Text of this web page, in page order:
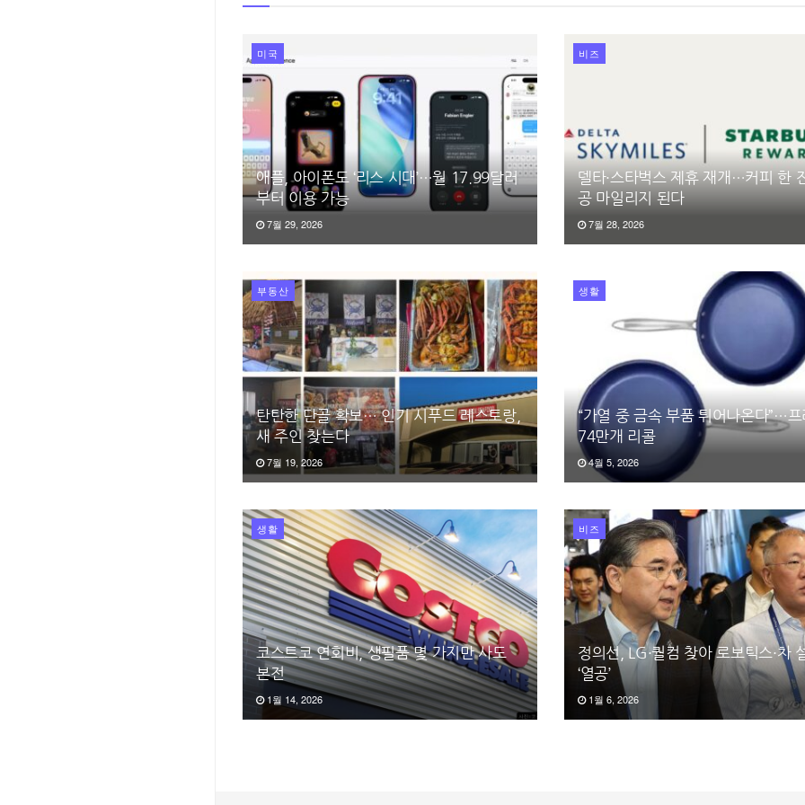
미국
애플, 아이폰도 ‘리스 시대’…월 17.99달러
부터 이용 가능
7월 29, 2026
비즈
델타·스타벅스 제휴 재개…커피 한
공 마일리지 된다
7월 28, 2026
부동산
탄탄한 단골 확보… 인기 시푸드 레스토랑,
새 주인 찾는다
7월 19, 2026
생활
“가열 중 금속 부품 튀어나온다”…프
74만개 리콜
4월 5, 2026
생활
코스트코 연회비, 생필품 몇 가지만 사도
본전
1월 14, 2026
비즈
정의선, LG·퀄컴 찾아 로보틱스·차
‘열공’
1월 6, 2026